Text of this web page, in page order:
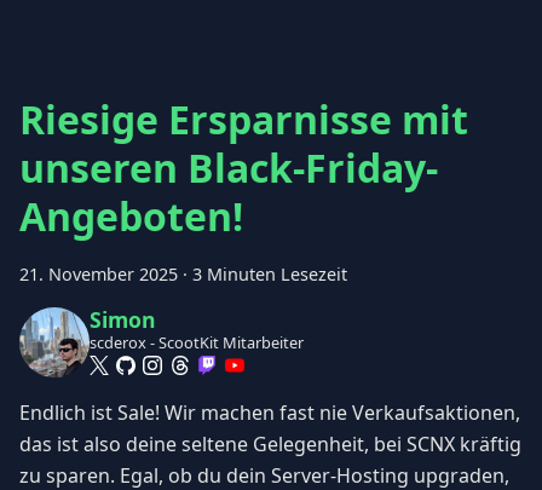
Riesige Ersparnisse mit
unseren Black-Friday-
Angeboten!
21. November 2025 · 3 Minuten Lesezeit
Simon
scderox - ScootKit Mitarbeiter
Endlich ist Sale! Wir machen fast nie Verkaufsaktionen,
das ist also deine seltene Gelegenheit, bei SCNX kräftig
zu sparen. Egal, ob du dein Server-Hosting upgraden,